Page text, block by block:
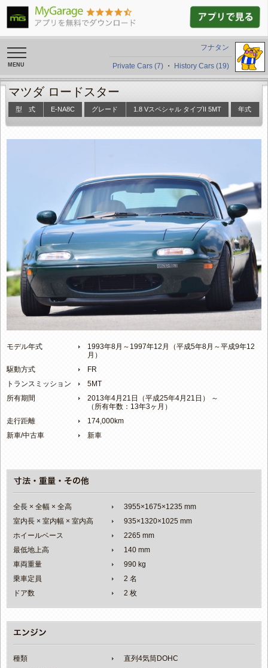
toggle
navigation
フナタン
Private Cars (7) ・ History Cars (19)
マツダ ロードスター
型 式 E-NA8C グレード 1.8 Vスペシャル タイプII 5MT 年式
モデル年式
1993年8月～1997年12月（平成5年8月～平成9年12
月）
駆動方式
FR
トランスミッション
5MT
所有期間
2013年4月21日（平成25年4月21日） ～
（所有年数：13年3ヶ月）
走行距離
174,000km
新車/中古車
新車
全長 × 全幅 × 全高
3955×1675×1235 mm
室内長 × 室内幅 × 室内高
935×1320×1025 mm
ホイールベース
2265 mm
最低地上高
140 mm
車両重量
990 kg
乗車定員
2 名
ドア数
2 枚
種類
直列4気筒DOHC